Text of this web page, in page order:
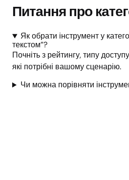
Питання про
Як обрати інструмент у
текстом”?
Почніть з рейтингу, типу
які потрібні вашому сценарію.
Чи можна порівняти